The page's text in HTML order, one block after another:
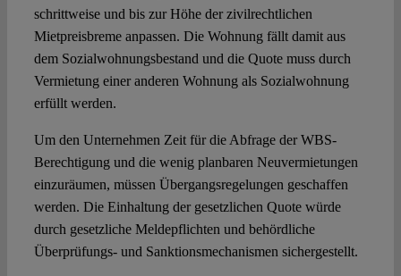
schrittweise und bis zur Höhe der zivilrechtlichen
Mietpreisbreme anpassen. Die Wohnung fällt damit aus
dem Sozialwohnungsbestand und die Quote muss durch
Vermietung einer anderen Wohnung als Sozialwohnung
erfüllt werden.
Um den Unternehmen Zeit für die Abfrage der WBS-
Berechtigung und die wenig planbaren Neuvermietungen
einzuräumen, müssen Übergangsregelungen geschaffen
werden. Die Einhaltung der gesetzlichen Quote würde
durch gesetzliche Meldepflichten und behördliche
Überprüfungs- und Sanktionsmechanismen sichergestellt.